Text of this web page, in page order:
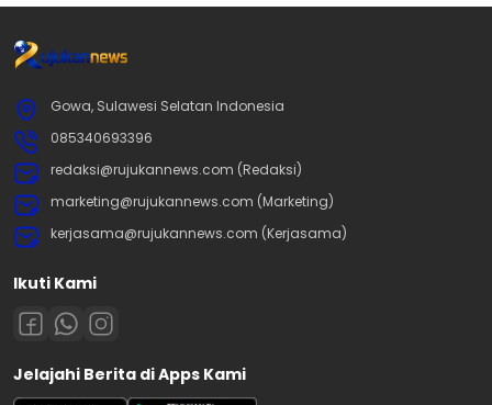
Gowa, Sulawesi Selatan Indonesia
085340693396
redaksi@rujukannews.com (Redaksi)
marketing@rujukannews.com (Marketing)
kerjasama@rujukannews.com (Kerjasama)
Ikuti Kami
Jelajahi Berita di Apps Kami